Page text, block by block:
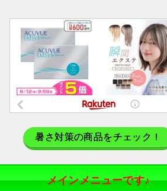
暑さ対策の商品をチェック！
メインメニューです♪